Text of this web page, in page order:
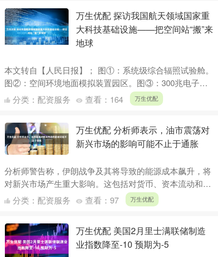
万生优配 探访我国航天领域国家重
大科技基础设施——把空间站“搬”来
地球
本文转自【人民日报】； 图①：系统级综合辐照试验舱。
图②：空间环境地面模拟装置园区。图③：300兆电子伏
特质子重离子加速器。以上图片均为哈尔滨工业大学提供
分类： 配资服务 查看： 164 万生优配
万生优配 分析师表示，油市震荡对
新兴市场的影响可能不止于通胀
分析师警告称，伊朗战争及其将导致的能源成本飙升，将
对新兴市场产生重大影响。这包括对货币、资本流动和对
外收支平衡的压力。 摩根大通和伯恩斯坦等券商预计，
如果冲突持....
分类： 配资服务 查看： 97 万生优配
万生优配 美国2月里士满联储制造
业指数降至-10 预期为-5